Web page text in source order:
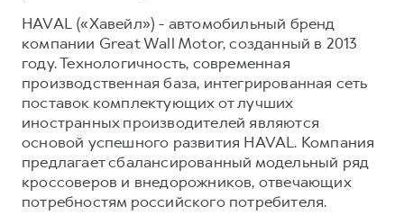
HAVAL («Хавейл») - автомобильный бренд
компании Great Wall Motor, созданный в 2013
году. Технологичность, современная
производственная база, интегрированная сеть
поставок комплектующих от лучших
иностранных производителей являются
основой успешного развития HAVAL. Компания
предлагает сбалансированный модельный ряд
кроссоверов и внедорожников, отвечающих
потребностям российского потребителя.